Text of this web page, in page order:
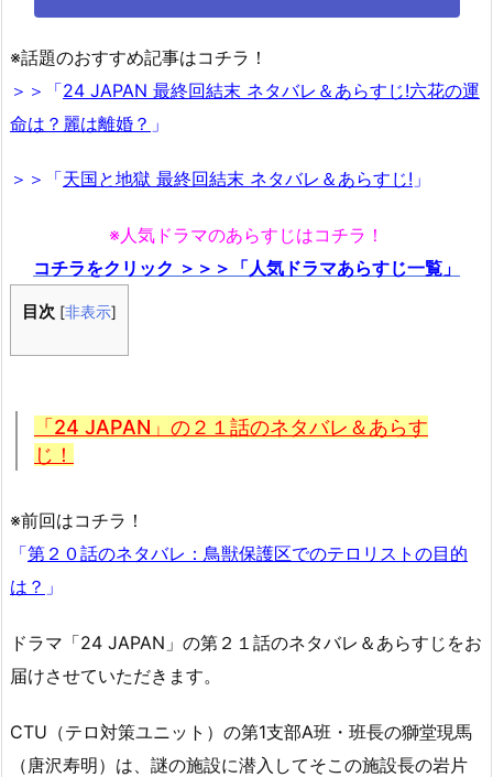
※話題のおすすめ記事はコチラ！
＞＞「24 JAPAN 最終回結末 ネタバレ＆あらすじ!六花の運
命は？麗は離婚？ 」
＞＞「天国と地獄 最終回結末 ネタバレ＆あらすじ! 」
※人気ドラマのあらすじはコチラ！
コチラをクリック ＞＞＞「人気ドラマあらすじ一覧」
目次 [非表示]
「24 JAPAN」の２１話のネタバレ＆あらす
じ！
※前回はコチラ！
「第２０話のネタバレ：鳥獣保護区でのテロリストの目的
は？ 」
ドラマ「24 JAPAN」の第２１話のネタバレ＆あらすじをお
届けさせていただきます。
CTU（テロ対策ユニット）の第1支部A班・班長の獅堂現馬
（唐沢寿明）は、謎の施設に潜入してそこの施設長の岩片